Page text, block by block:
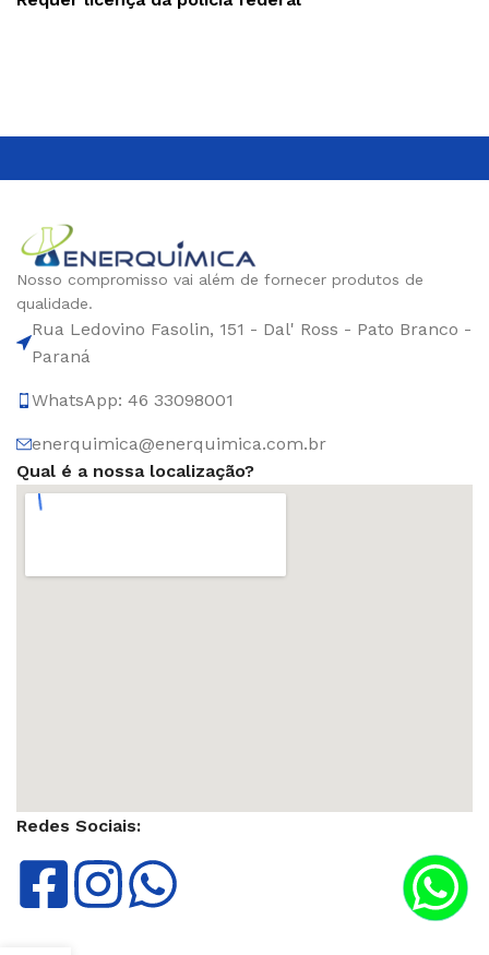
Nosso compromisso vai além de fornecer produtos de
qualidade.
Rua Ledovino Fasolin, 151 - Dal' Ross - Pato Branco -
Paraná
WhatsApp: 46 33098001
enerquimica@enerquimica.com.br
Qual é a nossa localização?
Redes Sociais: